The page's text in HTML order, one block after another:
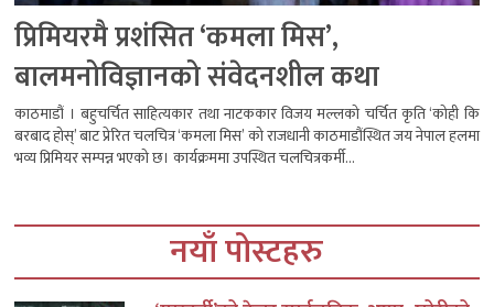
प्रिमियरमै प्रशंसित ‘कमला मिस’,
बालमनोविज्ञानको संवेदनशील कथा
काठमाडौं । बहुचर्चित साहित्यकार तथा नाटककार विजय मल्लको चर्चित कृति ‘कोही कि
बरबाद होस्’ बाट प्रेरित चलचित्र ‘कमला मिस’ को राजधानी काठमाडौंस्थित जय नेपाल हलमा
भव्य प्रिमियर सम्पन्न भएको छ। कार्यक्रममा उपस्थित चलचित्रकर्मी...
नयाँ पोस्टहरु